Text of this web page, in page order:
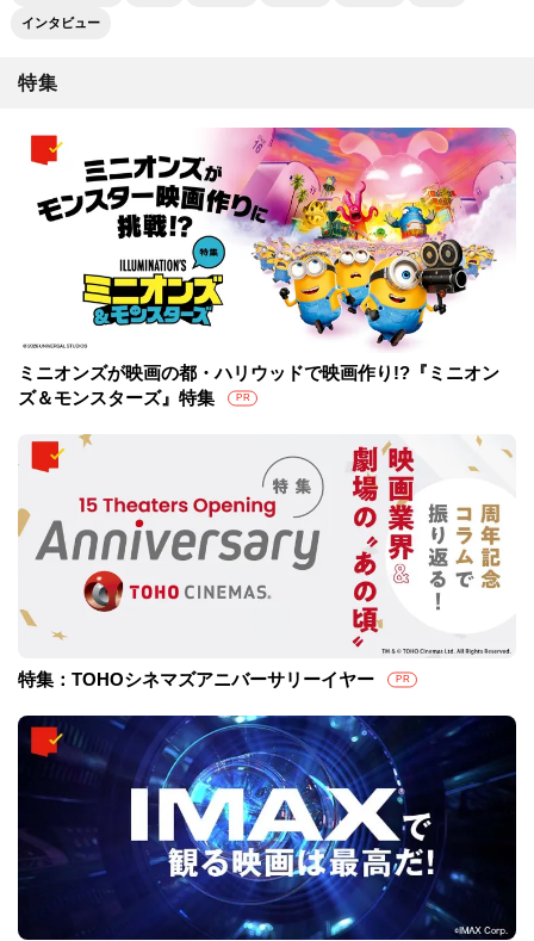
インタビュー
特集
ミニオンズが映画の都・ハリウッドで映画作り!?『ミニオン
ズ＆モンスターズ』特集
PR
特集：TOHOシネマズアニバーサリーイヤー PR